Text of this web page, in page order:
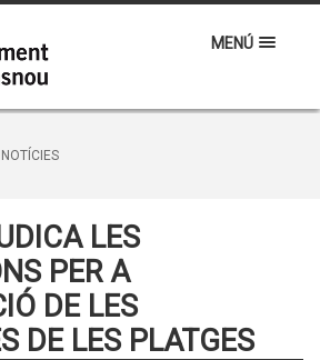
MENÚ
NOTÍCIES
LES
PER A
DE LES
DE LES PLATGES